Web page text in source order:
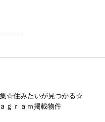
☆住みたいが見つかる☆
ｇｒａｍ掲載物件